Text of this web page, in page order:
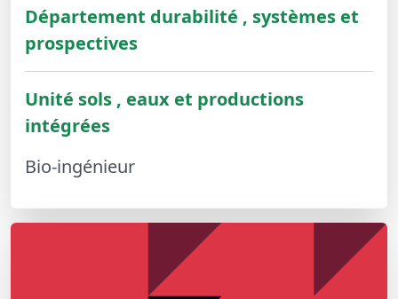
Département durabilité , systèmes et
prospectives
Unité sols , eaux et productions
intégrées
Bio-ingénieur